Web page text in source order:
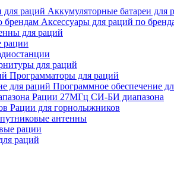
Аккумуляторные батареи для
Аксессуары для раций по
для раций
рации
для раций
Программаторы для раций
Программное обеспечение
Рации 27МГц СИ-БИ диапазона
Рации для горнолыжников
антенны
рации
раций